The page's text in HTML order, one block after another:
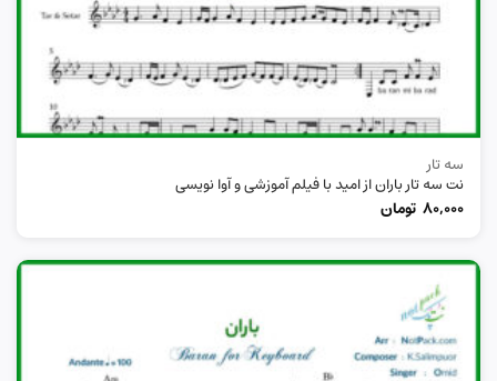
سه تار
نت سه تار باران از امید با فیلم آموزشی و آوا نویسی
80,000 تومان